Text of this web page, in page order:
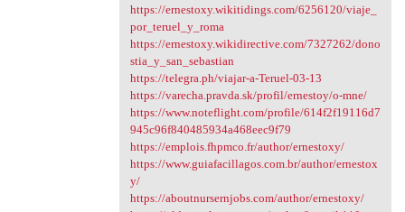
https://ernestoxy.wikitidings.com/6256120/viaje_
por_teruel_y_roma
https://ernestoxy.wikidirective.com/7327262/dono
stia_y_san_sebastian
https://telegra.ph/viajar-a-Teruel-03-13
https://varecha.pravda.sk/profil/ernestoy/o-mne/
https://www.noteflight.com/profile/614f2f19116d7
945c96f840485934a468eec9f79
https://emplois.fhpmco.fr/author/ernestoxy/
https://www.guiafacillagos.com.br/author/ernestox
y/
https://aboutnursernjobs.com/author/ernestoxy/